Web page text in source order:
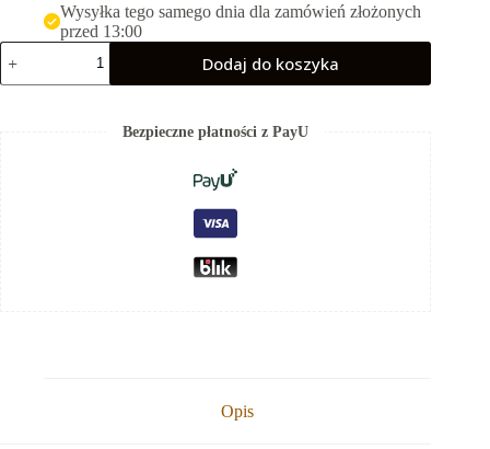
Wysyłka tego samego dnia dla zamówień złożonych
przed 13:00
ilość
FLOW
Blossom
Dodaj do koszyka
Bezpieczne płatności z PayU
Opis